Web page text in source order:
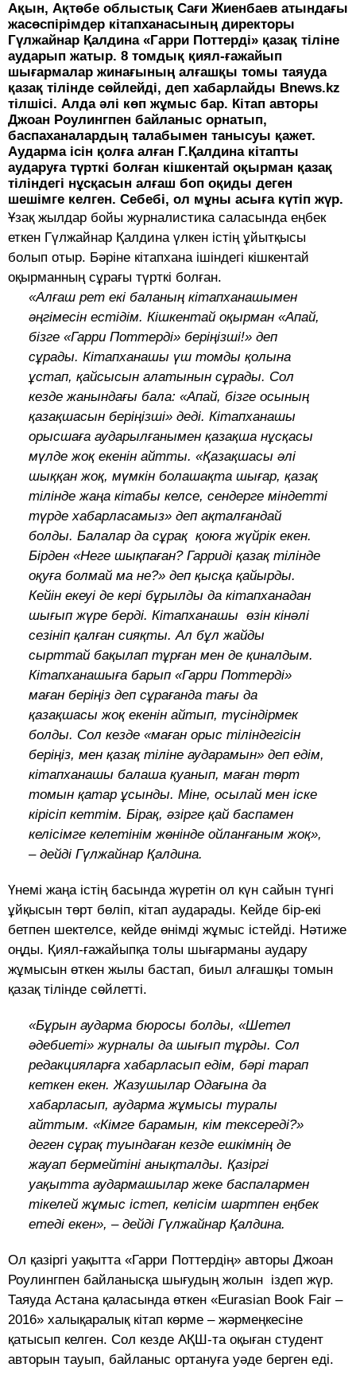
Ақын, Ақтөбе облыстық Сағи Жиенбаев атындағы
жасөспірімдер кітапханасының директоры
Гүлжайнар Қалдина «Гарри Поттерді» қазақ тіліне
аударып жатыр. 8 томдық қиял-ғажайып
шығармалар жинағының алғашқы томы таяуда
қазақ тілінде сөйлейді, деп хабарлайды Bnews.kz
тілшісі. Алда әлі көп жұмыс бар. Кітап авторы
Джоан Роулингпен байланыс орнатып,
баспаханалардың талабымен танысуы қажет.
Аударма ісін қолға алған Г.Қалдина кітапты
аударуға түрткі болған кішкентай оқырман қазақ
тіліндегі нұсқасын алғаш боп оқиды деген
шешімге келген. Себебі, ол мұны асыға күтіп жүр.
Ұзақ жылдар бойы журналистика саласында еңбек
еткен Гүлжайнар Қалдина үлкен істің ұйытқысы
болып отыр. Бәріне кітапхана ішіндегі кішкентай
оқырманның сұрағы түрткі болған.
«Алғаш рет екі баланың кітапханашымен
әңгімесін естідім. Кішкентай оқырман «Апай,
бізге «Гарри Поттерді» беріңізші!» деп
сұрады. Кітапханашы үш томды қолына
ұстап, қайсысын алатынын сұрады. Сол
кезде жанындағы бала: «Апай, бізге осының
қазақшасын беріңізші» деді. Кітапханашы
орысшаға аударылғанымен қазақша нұсқасы
мүлде жоқ екенін айтты. «Қазақшасы әлі
шыққан жоқ, мүмкін болашақта шығар, қазақ
тілінде жаңа кітабы келсе, сендерге міндетті
түрде хабарласамыз» деп ақталғандай
болды. Балалар да сұрақ қоюға жүйрік екен.
Бірден «Неге шықпаған? Гарриді қазақ тілінде
оқуға болмай ма не?» деп қысқа қайырды.
Кейін екеуі де кері бұрылды да кітапханадан
шығып жүре берді. Кітапханашы өзін кінәлі
сезініп қалған сияқты. Ал бұл жайды
сырттай бақылап тұрған мен де қиналдым.
Кітапханашыға барып «Гарри Поттерді»
маған беріңіз деп сұрағанда тағы да
қазақшасы жоқ екенін айтып, түсіндірмек
болды. Сол кезде «маған орыс тіліндегісін
беріңіз, мен қазақ тіліне аударамын» деп едім,
кітапханашы балаша қуанып, маған төрт
томын қатар ұсынды. Міне, осылай мен іске
кірісіп кеттім. Бірақ, әзірге қай баспамен
келісімге келетінім жөнінде ойланғаным жоқ»,
– дейді Гүлжайнар Қалдина.
Үнемі жаңа істің басында жүретін ол күн сайын түнгі
ұйқысын төрт бөліп, кітап аударады. Кейде бір-екі
бетпен шектелсе, кейде өнімді жұмыс істейді. Нәтиже
оңды. Қиял-ғажайыпқа толы шығарманы аудару
жұмысын өткен жылы бастап, биыл алғашқы томын
қазақ тілінде сөйлетті.
«Бұрын аударма бюросы болды, «Шетел
әдебиеті» журналы да шығып тұрды. Сол
редакцияларға хабарласып едім, бәрі тарап
кеткен екен. Жазушылар Одағына да
хабарласып, аударма жұмысы туралы
айттым. «Кімге барамын, кім тексереді?»
деген сұрақ туындаған кезде ешкімнің де
жауап бермейтіні анықталды. Қазіргі
уақытта аудармашылар жеке баспалармен
тікелей жұмыс істеп, келісім шартпен еңбек
етеді екен», – дейді Гүлжайнар Қалдина.
Ол қазіргі уақытта «Гарри Поттердің» авторы Джоан
Роулингпен байланысқа шығудың жолын іздеп жүр.
Таяуда Астана қаласында өткен «Eurasian Book Fair –
2016» халықаралық кітап көрме – жәрмеңкесіне
қатысып келген. Сол кезде АҚШ-та оқыған студент
авторын тауып, байланыс ортануға уәде берген еді.